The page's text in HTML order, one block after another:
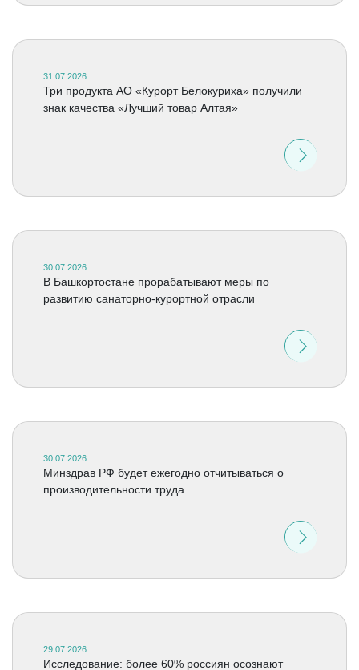
31.07.2026
Три продукта АО «Курорт Белокуриха» получили
знак качества «Лучший товар Алтая»
30.07.2026
В Башкортостане прорабатывают меры по
развитию санаторно-курортной отрасли
30.07.2026
Минздрав РФ будет ежегодно отчитываться о
производительности труда
29.07.2026
Исследование: более 60% россиян осознают